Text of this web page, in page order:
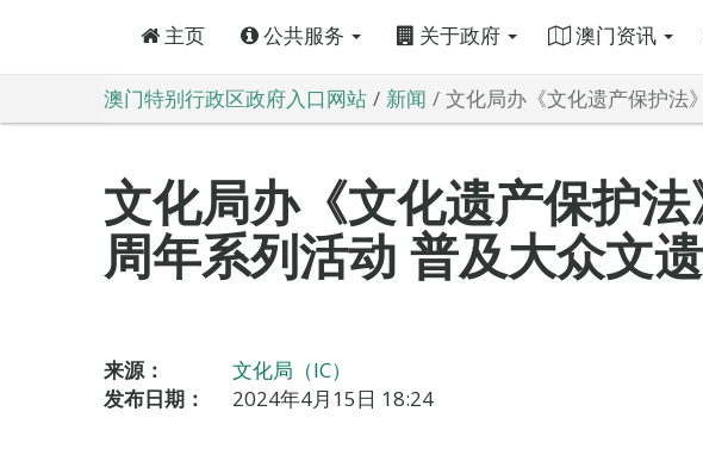
主页 公共服务 关于政府 澳门资讯
澳门特别行政区政府入口网站 新闻 文化局办《文化遗产保护法
文化局办《文化遗产保护
周年系列活动 普及大众文
来源：
文化局（IC）
发布日期：
2024年4月15日 18:24